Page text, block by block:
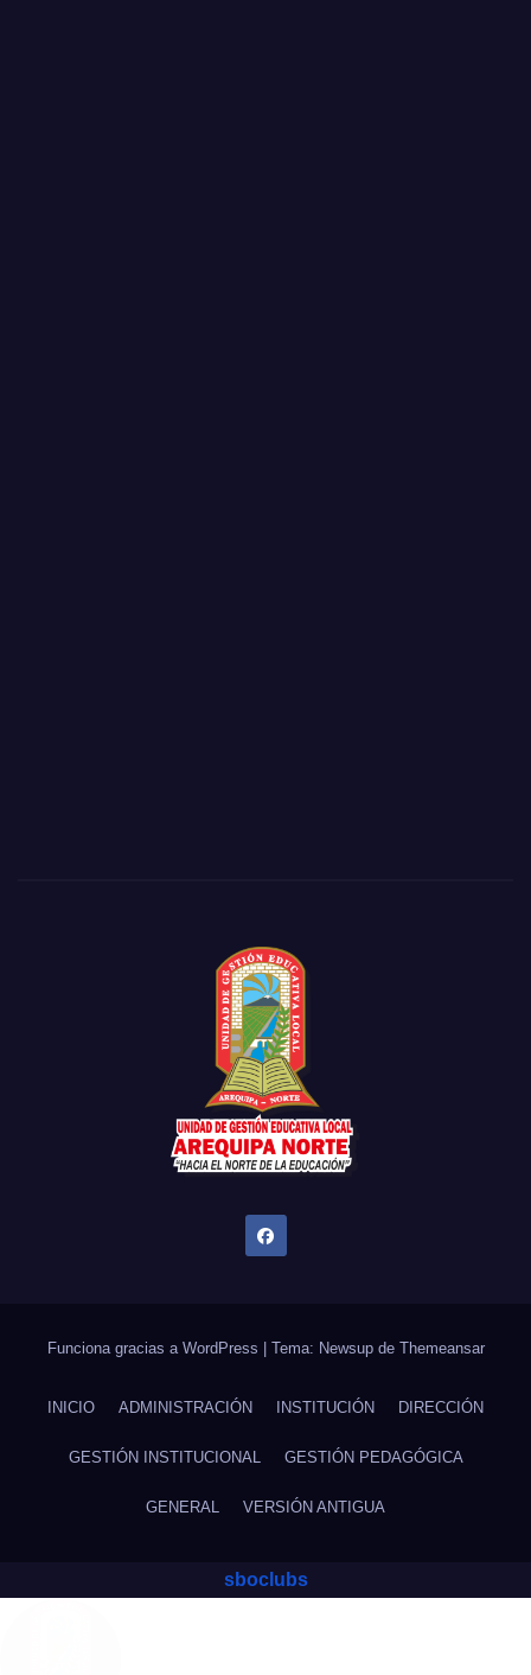
Funciona gracias a WordPress | Tema: Newsup de Themeansar
INICIO ADMINISTRACIÓN INSTITUCIÓN DIRECCIÓN
GESTIÓN INSTITUCIONAL GESTIÓN PEDAGÓGICA
GENERAL VERSIÓN ANTIGUA
sboclubs